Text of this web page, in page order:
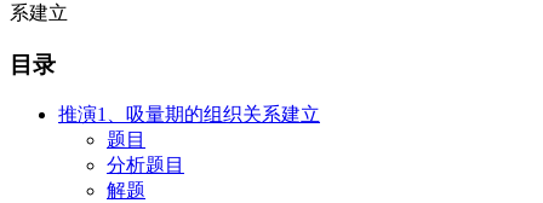
系建立
目录
推演1、吸量期的组织关系建立
题目
分析题目
解题